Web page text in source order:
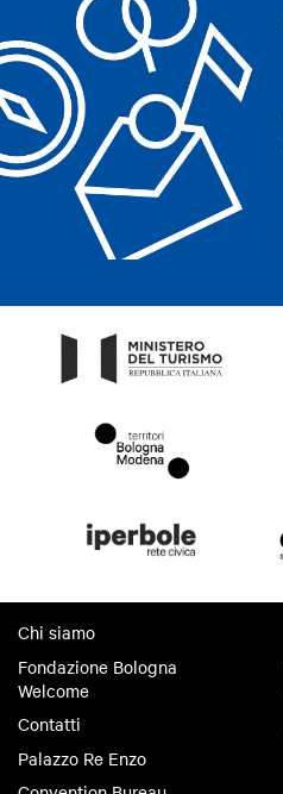
Chi siamo
Fondazione Bologna
Welcome
Contatti
Palazzo Re Enzo